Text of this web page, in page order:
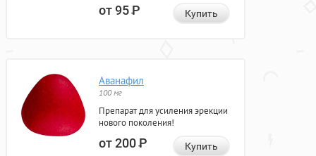
от 95Р Купить
Аванафил
100 мг
Препарат для усиления эрекции
нового поколения!
от 200Р Купить